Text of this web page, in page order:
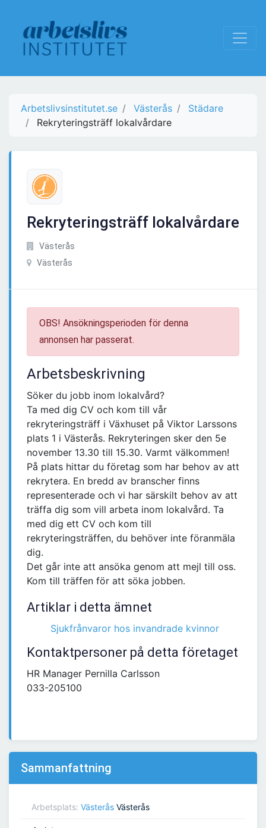
Arbetslivsinstitutet.se Västerås
Städare
Rekryteringsträff lokalvårdare
Rekryteringsträff lokalvårdare
Västerås
Västerås
OBS! Ansökningsperioden för denna
annonsen har passerat.
Arbetsbeskrivning
Söker du jobb inom lokalvård?
Ta med dig CV och kom till vår
rekryteringsträff i Växhuset på Viktor Larssons
plats 1 i Västerås. Rekryteringen sker den 5e
november 13.30 till 15.30. Varmt välkommen!
På plats hittar du företag som har behov av att
rekrytera. En bredd av branscher finns
representerade och vi har särskilt behov av att
träffa dig som vill arbeta inom lokalvård. Ta
med dig ett CV och kom till
rekryteringsträffen, du behöver inte föranmäla
dig.
Det går inte att ansöka genom att mejl till oss.
Kom till träffen för att söka jobben.
Artiklar i detta ämnet
Sjukfrånvaror hos invandrade kvinnor
Kontaktpersoner på detta företaget
HR Manager Pernilla Carlsson
033-205100
Sammanfattning
Arbetsplats: Västerås Västerås